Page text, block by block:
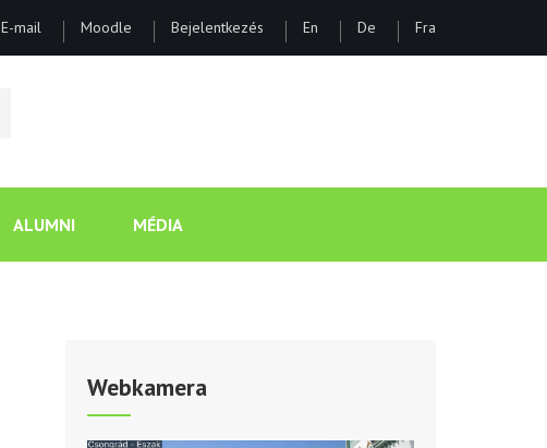
E-mail Moodle Bejelentkezés En De Fra
ALUMNI MÉDIA
Webkamera